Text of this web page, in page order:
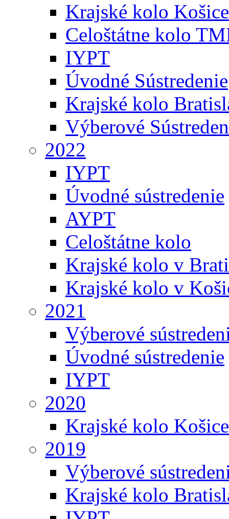
Krajské kolo Košice
Celoštátne kolo
IYPT
Úvodné Sústredenie
Krajské kolo
Výberové
2022
IYPT
Úvodné sústredenie
AYPT
Celoštátne kolo
Krajské kolo v
Krajské kolo v
2021
Výberové
Úvodné sústredenie
IYPT
2020
Krajské kolo Košice
2019
Výberové
Krajské kolo